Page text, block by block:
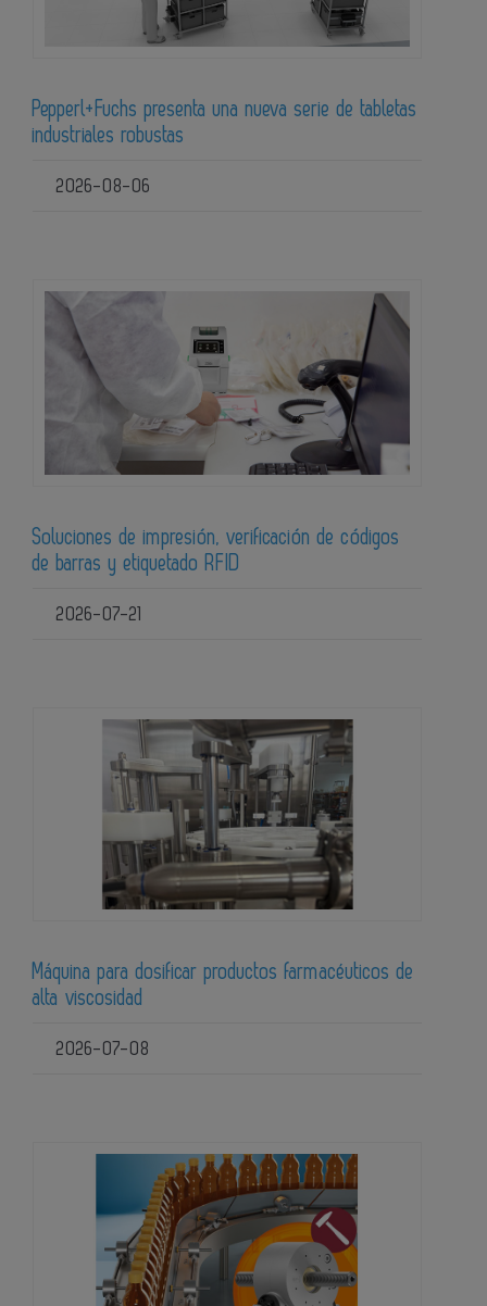
Pepperl+Fuchs presenta una nueva serie de tabletas
industriales robustas
2026-08-06
Soluciones de impresión, verificación de códigos
de barras y etiquetado RFID
2026-07-21
Máquina para dosificar productos farmacéuticos de
alta viscosidad
2026-07-08